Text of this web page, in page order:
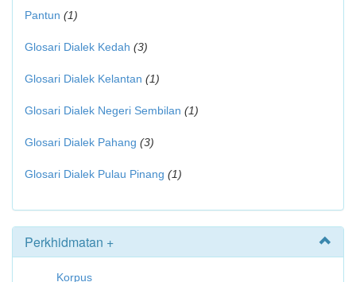
Pantun (1)
Glosari Dialek Kedah (3)
Glosari Dialek Kelantan (1)
Glosari Dialek Negeri Sembilan (1)
Glosari Dialek Pahang (3)
Glosari Dialek Pulau Pinang (1)
Perkhidmatan +
Korpus